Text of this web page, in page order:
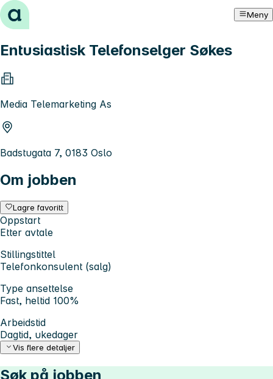
Hopp til innhold Meny
Entusiastisk Telefonselger Søkes
Media Telemarketing As
Badstugata 7, 0183 Oslo
Om jobben
Lagre favoritt
Oppstart
Etter avtale
Stillingstittel
Telefonkonsulent (salg)
Type ansettelse
Fast, heltid 100%
Arbeidstid
Dagtid, ukedager
Vis flere detaljer
Søk på jobben